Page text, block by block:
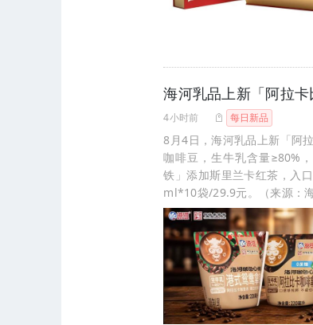
海河乳品上新「阿拉卡
4小时前 每日新品
8月4日，海河乳品上新「阿
咖啡豆，生牛乳含量≥80%
铁」添加斯里兰卡红茶，入
ml*10袋/29.9元。（来源：海